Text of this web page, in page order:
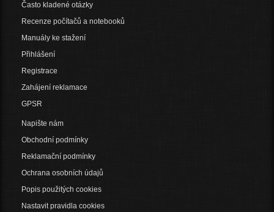
Často kladené otázky
Recenze počítačů a notebooků
Manuály ke stažení
Přihlášení
Registrace
Zahájení reklamace
GPSR
Napište nám
Obchodní podmínky
Reklamační podmínky
Ochrana osobních údajů
Popis použitých cookies
Nastavit pravidla cookies